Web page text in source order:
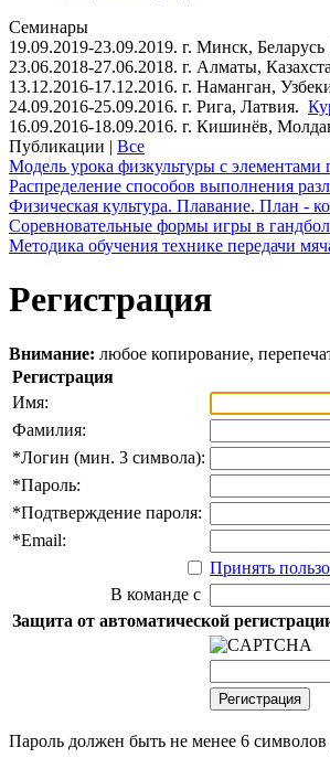
Семинары
19.09.2019-23.09.2019. г. Минск, Беларусь
23.06.2018-27.06.2018. г. Алматы,
13.12.2016-17.12.2016. г. Наманган,
24.09.2016-25.09.2016. г. Рига, Латвия.
16.09.2016-18.09.2016. г. Кишинёв,
Публикации | Все
Модель урока физкультуры с элементами
Распределение способов выполнения
Физическая культура. Плавание. План -
Соревновательные формы игры в
Методика обучения технике передачи
Регистрация
Внимание: любое копирование,
Регистрация
Имя:
Фамилия:
*Логин (мин. 3 символа):
*Пароль:
*Подтверждение пароля:
*Email:
Принять
В команде с
Защита от автоматической
Пароль должен быть не менее 6